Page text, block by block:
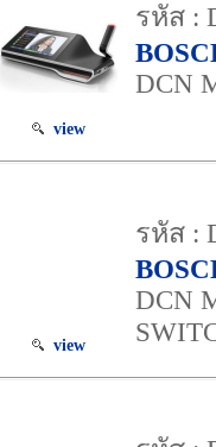
view
รหัส :
DCN
view
รหัส :
DCN